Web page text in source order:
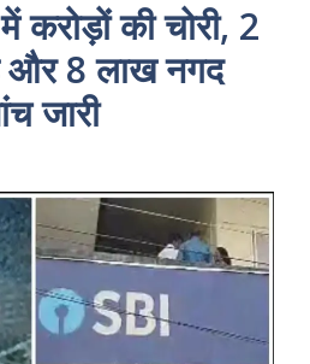
की चोरी, 2
और 8 लाख नगद
जारी